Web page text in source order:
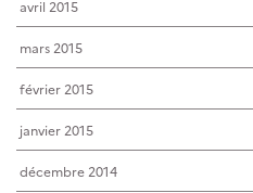
avril 2015
mars 2015
février 2015
janvier 2015
décembre 2014